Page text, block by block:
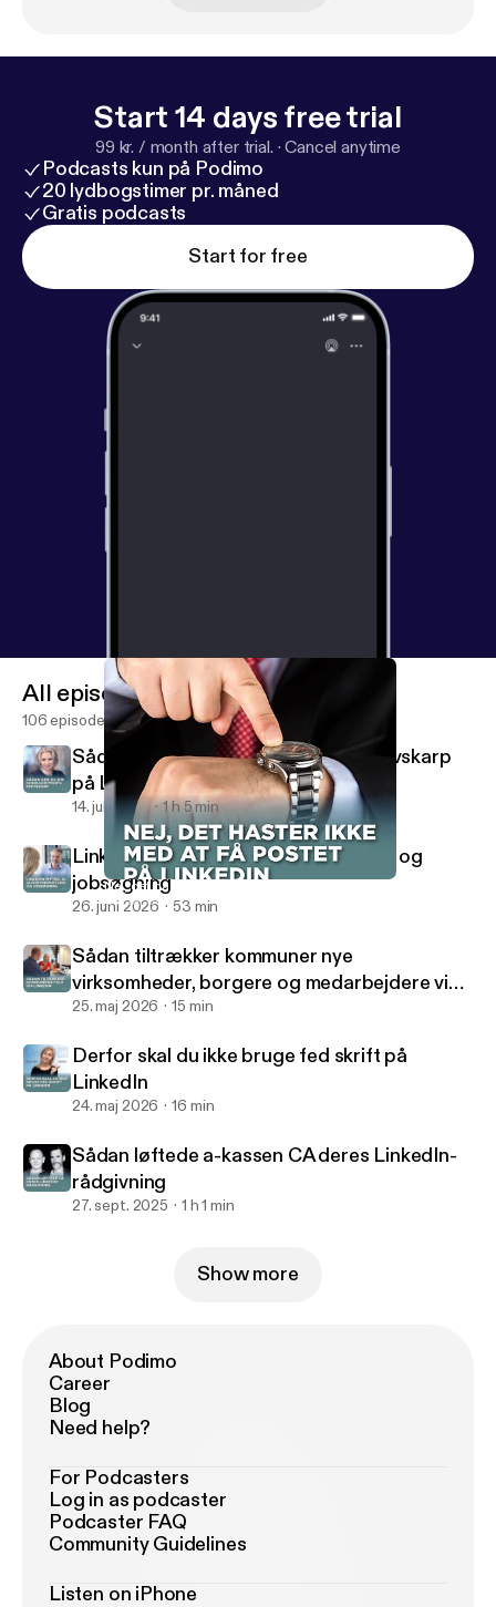
Start 14 days free trial
99 kr. / month after trial. ·Cancel anytime
Podcasts kun på Podimo
20 lydbogstimer pr. måned
Gratis podcasts
Start for free
Nej, det haster ikke med at få postet på LinkedIn!
Social Selling Radio
All episodes
106 episodes
Sådan gør du din konsulentprofil knivskarp
på LinkedIn
14. juli 2026 1 h 5 min
LinkedIn-myter, AI, algoritmehustling og
jobsøgning
26. juni 2026 53 min
Sådan tiltrækker kommuner nye
virksomheder, borgere og medarbejdere via
LinkedIn
25. maj 2026 15 min
Derfor skal du ikke bruge fed skrift på
LinkedIn
24. maj 2026 16 min
Sådan løftede a-kassen CA deres LinkedIn-
rådgivning
27. sept. 2025 1 h 1 min
Show more
About Podimo
Career
Blog
Need help?
For Podcasters
Log in as podcaster
Podcaster FAQ
Community Guidelines
Listen on iPhone